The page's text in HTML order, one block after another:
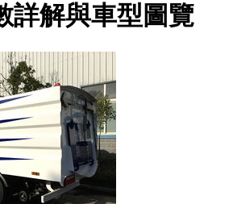
詳解與車型圖覽